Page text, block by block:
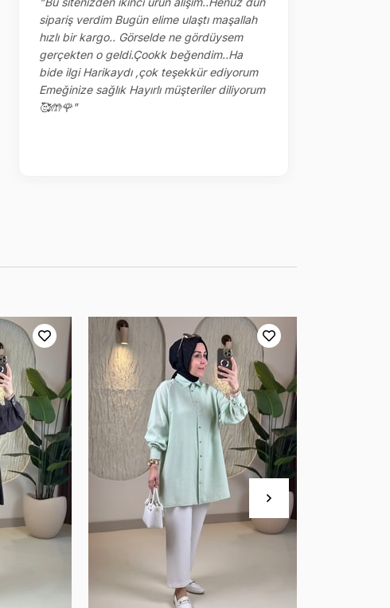
sipariş verdim Bugün elime ulaştı maşallah
hızlı bir kargo.. Görselde ne gördüysem
gerçekten o geldi.Çookk beğendim..Ha
bide ilgi Harikaydı ,çok teşekkür ediyorum
Emeğinize sağlık Hayırlı müşteriler diliyorum
🥰🤲🌹"